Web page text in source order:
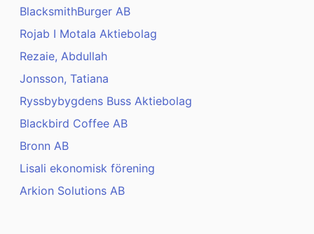
BlacksmithBurger AB
Rojab I Motala Aktiebolag
Rezaie, Abdullah
Jonsson, Tatiana
Ryssbybygdens Buss Aktiebolag
Blackbird Coffee AB
Bronn AB
Lisali ekonomisk förening
Arkion Solutions AB